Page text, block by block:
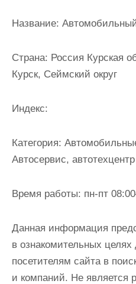
Название:
Страна: Россия Курская
Курск, Сеймский округ
Индекс:
Категория:
Автосервис, автотехцентр
Время работы: пн-пт
Данная информация
в ознакомительных
посетителям сайта в
и компаний. Не является